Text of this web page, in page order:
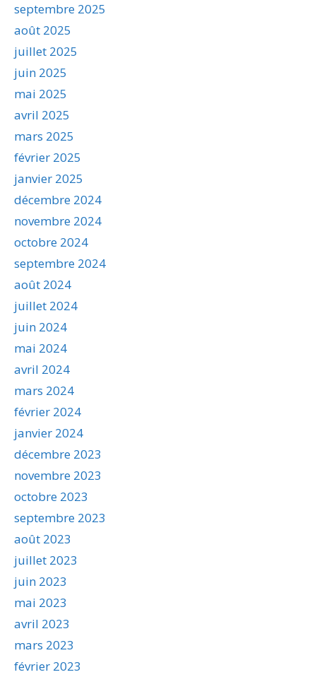
septembre 2025
août 2025
juillet 2025
juin 2025
mai 2025
avril 2025
mars 2025
février 2025
janvier 2025
décembre 2024
novembre 2024
octobre 2024
septembre 2024
août 2024
juillet 2024
juin 2024
mai 2024
avril 2024
mars 2024
février 2024
janvier 2024
décembre 2023
novembre 2023
octobre 2023
septembre 2023
août 2023
juillet 2023
juin 2023
mai 2023
avril 2023
mars 2023
février 2023